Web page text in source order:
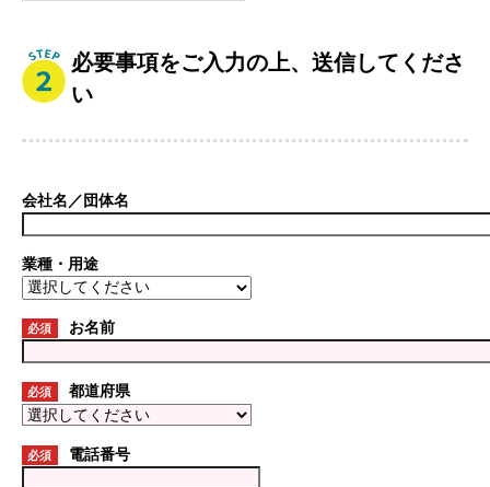
必要事項をご入力の上、送信してくださ
い
会社名／団体名
業種・用途
必須 お名前
必須 都道府県
必須 電話番号